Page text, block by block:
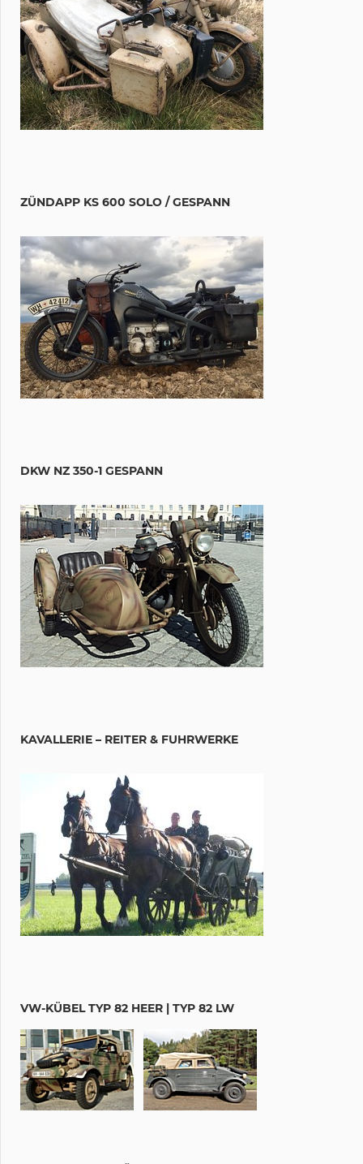
ZÜNDAPP KS 600 SOLO / GESPANN
DKW NZ 350-1 GESPANN
KAVALLERIE – REITER & FUHRWERKE
VW-KÜBEL TYP 82 HEER | TYP 82 LW